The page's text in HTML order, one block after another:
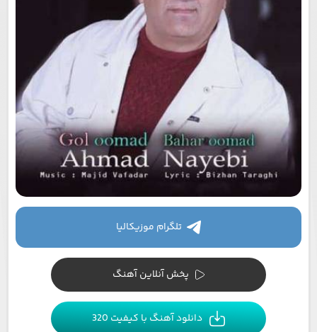
تلگرام موزیکالیا
پخش آنلاین آهنگ
دانلود آهنگ با کیفیت 320